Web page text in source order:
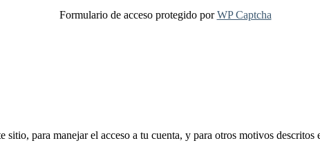
Formulario de acceso protegido porWP Captcha
sitio, para manejar el acceso a tu cuenta, y para otros motivos descritos